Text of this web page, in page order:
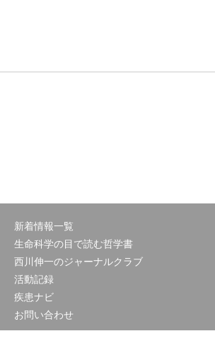
新着情報一覧
生命科学の目で読む哲学書
西川伸一のジャーナルクラブ
活動記録
疾患ナビ
お問い合わせ